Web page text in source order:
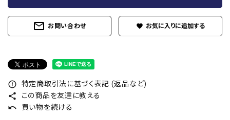
mail_outline お問い合わせ favorite
error_outline 特定商取引法に基づく表記 (返品など)
share この商品を友達に教える
undo 買い物を続ける